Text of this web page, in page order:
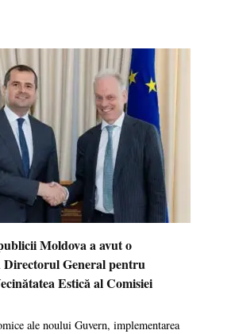
Moldova a avut o
Directorul General pentru
Estică al Comisiei
ale noului Guvern, implementarea